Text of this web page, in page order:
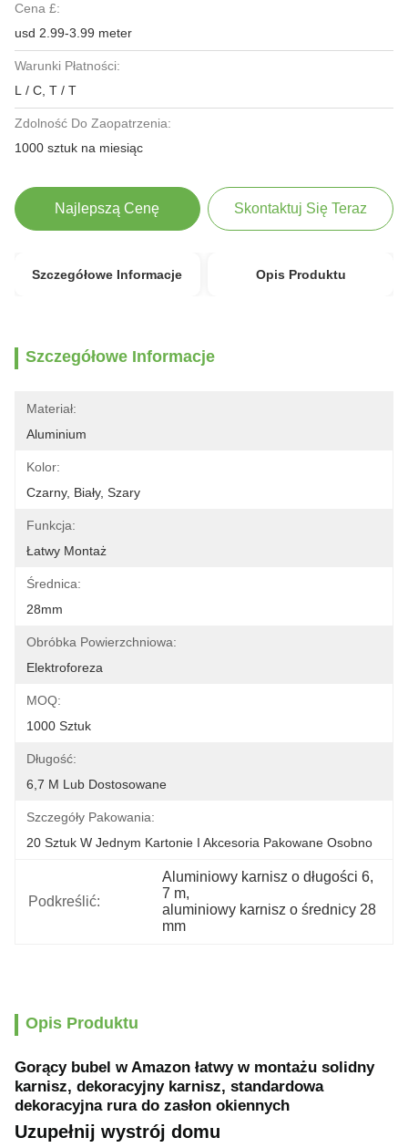
Cena £:
usd 2.99-3.99 meter
Warunki Płatności:
L / C, T / T
Zdolność Do Zaopatrzenia:
1000 sztuk na miesiąc
Najlepszą Cenę Skontaktuj Się Teraz
Szczegółowe Informacje Opis Produktu
Szczegółowe Informacje
Materiał:
Aluminium
Kolor:
Czarny, Biały, Szary
Funkcja:
Łatwy Montaż
Średnica:
28mm
Obróbka Powierzchniowa:
Elektroforeza
MOQ:
1000 Sztuk
Długość:
6,7 M Lub Dostosowane
Szczegóły Pakowania:
20 Sztuk W Jednym Kartonie I Akcesoria Pakowane Osobno
Podkreślić:
Aluminiowy karnisz o długości 6,
7 m,
aluminiowy karnisz o średnicy 28
mm
Opis Produktu
Gorący bubel w Amazon łatwy w montażu solidny
karnisz, dekoracyjny karnisz, standardowa
dekoracyjna rura do zasłon okiennych
Uzupełnij wystrój domu